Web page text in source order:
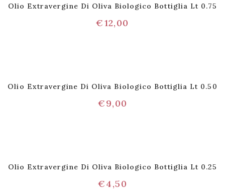
Olio Extravergine Di Oliva Biologico Bottiglia Lt 0.75
€12,00
Olio Extravergine Di Oliva Biologico Bottiglia Lt 0.50
€9,00
Olio Extravergine Di Oliva Biologico Bottiglia Lt 0.25
€4,50